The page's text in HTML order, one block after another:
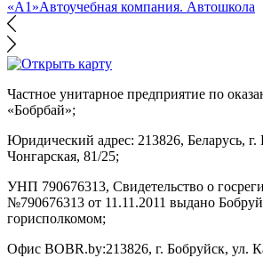
«А1»Автоучебная компания. Автошкола
Частное унитарное предприятие по
«Бобрбай»;
Юридический адрес: 213826, Беларусь, г.
Чонгарская, 81/25;
УНП 790676313, Свидетельство о
№790676313 от 11.11.2011 выдано
горисполкомом;
Офис BOBR.by:213826, г. Бобруйск, ул.